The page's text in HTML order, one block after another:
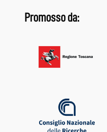
Promosso da: